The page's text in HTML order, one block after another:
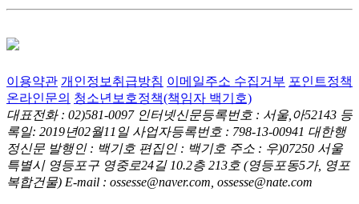
이용약관 개인정보취급방침 이메일주소 수집거부 포인트정책
온라인문의 청소년보호정책(책임자 백기호)
대표전화 : 02)581-0097 인터넷신문등록번호 : 서울,아52143 등
록일: 2019년02월11일 사업자등록번호 : 798-13-00941 대한행
정신문 발행인 : 백기호 편집인 : 백기호 주소 : 우)07250 서울
특별시 영등포구 영중로24길 10.2층 213호 (영등포동5가, 영포
복합건물) E-mail : ossesse@naver.com, ossesse@nate.com